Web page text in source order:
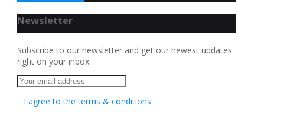
Newsletter
Subscribe to our newsletter and get our newest updates
right on your inbox.
I agree to the terms & conditions